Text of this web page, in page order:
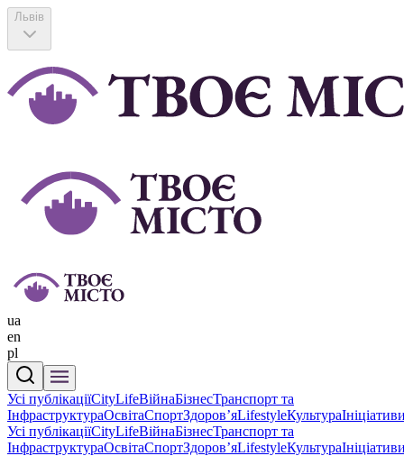
Львів
ua
en
pl
Усі публікаціїCityLifeВійнаБізнесТранспорт та
ІнфраструктураОсвітаСпортЗдоровʼяLifestyleКультура
Усі публікаціїCityLifeВійнаБізнесТранспорт та
ІнфраструктураОсвітаСпортЗдоровʼяLifestyleКультура